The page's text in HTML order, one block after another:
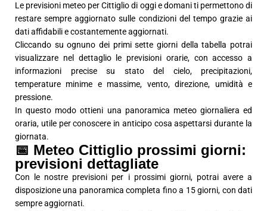
Le previsioni meteo per Cittiglio di oggi e domani ti permettono di
restare sempre aggiornato sulle condizioni del tempo grazie ai
dati affidabili e costantemente aggiornati.
Cliccando su ognuno dei primi sette giorni della tabella potrai
visualizzare nel dettaglio le previsioni orarie, con accesso a
informazioni precise su stato del cielo, precipitazioni,
temperature minime e massime, vento, direzione, umidità e
pressione.
In questo modo ottieni una panoramica meteo giornaliera ed
oraria, utile per conoscere in anticipo cosa aspettarsi durante la
giornata.
📅 Meteo Cittiglio prossimi giorni:
previsioni dettagliate
Con le nostre previsioni per i prossimi giorni, potrai avere a
disposizione una panoramica completa fino a 15 giorni, con dati
sempre aggiornati.